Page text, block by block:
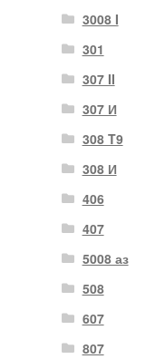
3008 I
301
307 II
307 И
308 T9
308 И
406
407
5008 аз
508
607
807